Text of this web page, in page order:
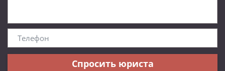
Спросить юриста